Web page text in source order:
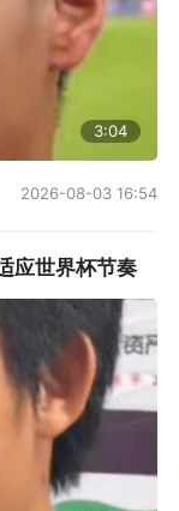
3:04
2026-08-03 16:54
应世界杯节奏